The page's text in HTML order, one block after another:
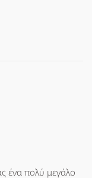
ένα πολύ μεγάλο